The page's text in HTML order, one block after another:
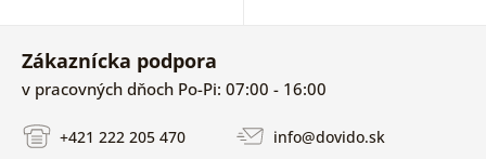
Zákaznícka podpora
v pracovných dňoch Po-Pi: 07:00 - 16:00
+421 222 205 470 info@dovido.sk